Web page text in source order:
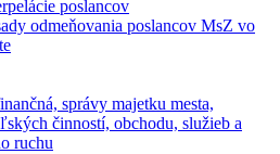
poslancov
odmeňovania poslancov MsZ vo
správy majetku mesta,
činností, obchodu, služieb a
ruchu